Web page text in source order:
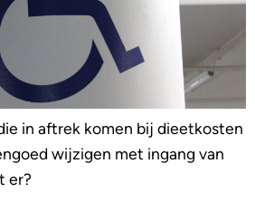
in aftrek komen bij dieetkosten
wijzigen met ingang van
er?